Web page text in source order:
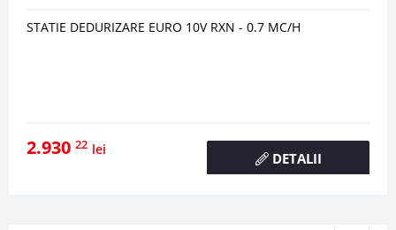
STATIE DEDURIZARE EURO 10V RXN - 0.7 MC/H
2.930 22 lei
DETALII